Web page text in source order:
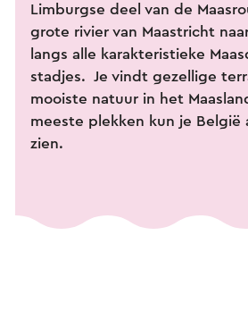
Limburgse deel van de
grote rivier van Maastricht
langs alle karakteristieke
stadjes. Je vindt gezellige
mooiste natuur in het
meeste plekken kun je België
zien.